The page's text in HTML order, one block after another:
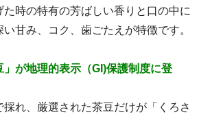
時の特有の芳ばしい香りと口の中に
甘み、コク、歯ごたえが特徴です。
」が地理的表示（GI)保護制度に登
採れ、厳選された茶豆だけが「くろさ